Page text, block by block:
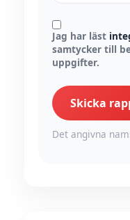
Jag har läst
samtycker till
uppgifter.
Skicka
Det angivna